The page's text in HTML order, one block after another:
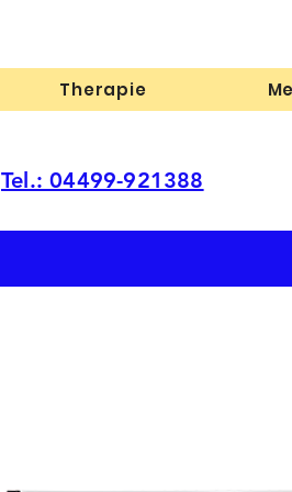
Therapie
Tel.: 04499-921388